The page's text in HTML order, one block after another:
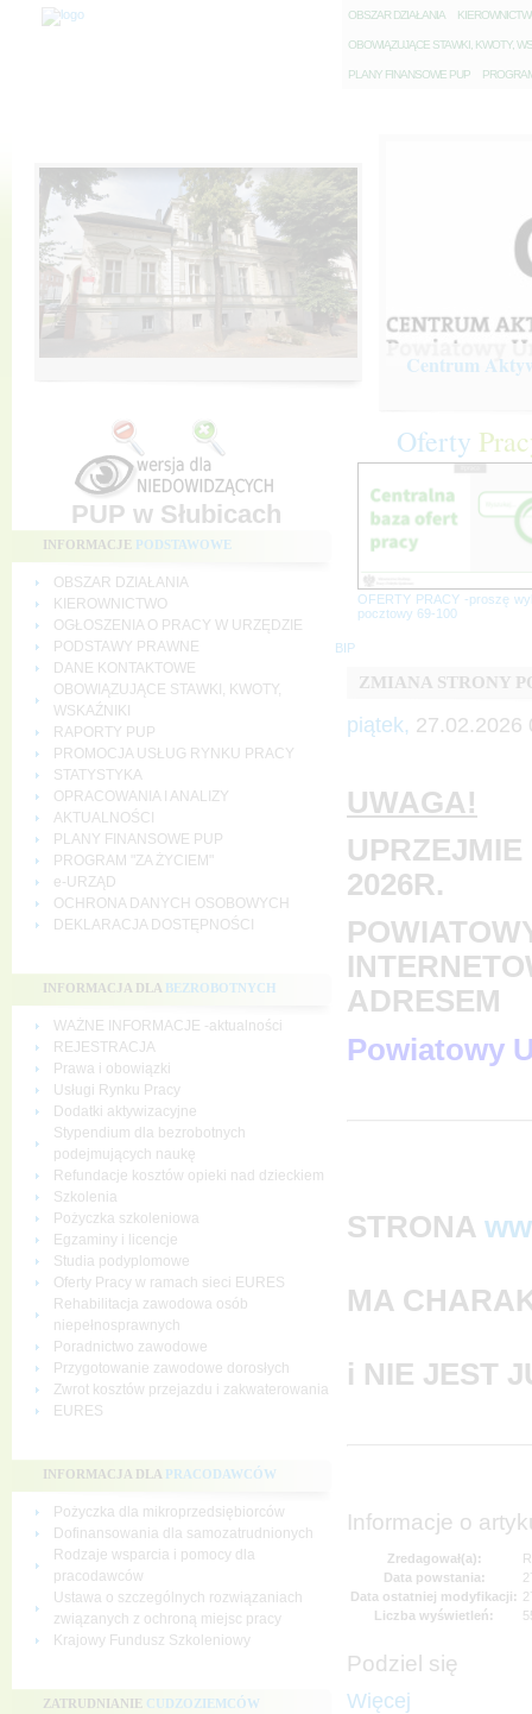
OBSZAR DZIAŁANIA K
OBOWIĄZUJĄCE STAWKI, KWOTY,
PLANY FINANSOWE PUP P
Centrum
PUP w Słubicach
INFORMACJE PODSTAWOWE
OBSZAR DZIAŁANIA
KIEROWNICTWO
OGŁOSZENIA O PRACY W URZĘDZIE
PODSTAWY PRAWNE
DANE KONTAKTOWE
OBOWIĄZUJĄCE STAWKI, KWOTY,
WSKAŹNIKI
RAPORTY PUP
PROMOCJA USŁUG RYNKU PRACY
STATYSTYKA
OPRACOWANIA I ANALIZY
AKTUALNOŚCI
PLANY FINANSOWE PUP
PROGRAM "ZA ŻYCIEM"
e-URZĄD
OCHRONA DANYCH OSOBOWYCH
DEKLARACJA DOSTĘPNOŚCI
INFORMACJA DLA BEZROBOTNYCH
WAŻNE INFORMACJE -aktualności
REJESTRACJA
Prawa i obowiązki
Usługi Rynku Pracy
Dodatki aktywizacyjne
Stypendium dla bezrobotnych
podejmujących naukę
Refundacje kosztów opieki nad dzieckiem
Szkolenia
Pożyczka szkoleniowa
Egzaminy i licencje
Studia podyplomowe
Oferty Pracy w ramach sieci EURES
Rehabilitacja zawodowa osób
niepełnosprawnych
Poradnictwo zawodowe
Przygotowanie zawodowe dorosłych
Zwrot kosztów przejazdu i zakwaterowania
EURES
INFORMACJA DLA PRACODAWCÓW
Pożyczka dla mikroprzedsiębiorców
Dofinansowania dla samozatrudnionych
Rodzaje wsparcia i pomocy dla
pracodawców
Ustawa o szczególnych rozwiązaniach
związanych z ochroną miejsc pracy
Krajowy Fundusz Szkoleniowy
ZATRUDNIANIE CUDZOZIEMCÓW
Oferty
OFERTY PRACY -proszę
pocztowy 69-100
BIP
ZMIANA STRONY
piątek, 27.02.2026
UWAGA!
2026R.
ADRESEM
Powiatowy
STRONA
MA
i NIE JEST
Informacje o
Zredagował(a):
Data powstania:
Data ostatniej modyfikacji:
Liczba wyświetleń:
Podziel się
Więcej